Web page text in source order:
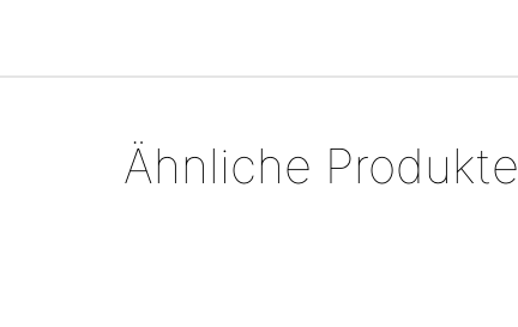
Ähnliche Produkte